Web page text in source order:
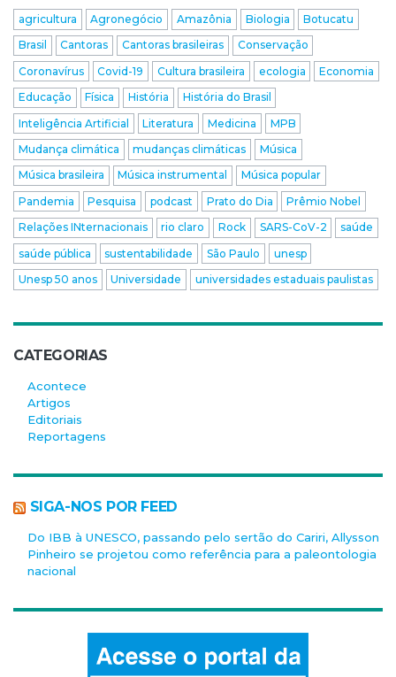
agricultura Agronegócio Amazônia Biologia
Botucatu
Brasil
Cantoras Cantoras brasileiras
Conservação
Coronavírus
Covid-19 Cultura brasileira ecologia
Economia
Educação
Física História
História do Brasil
Inteligência Artificial
Literatura Medicina
MPB
Mudança climática
mudanças climáticas
Música
Música brasileira
Música instrumental
Música popular
Pandemia
Pesquisa podcast Prato do Dia
Prêmio Nobel
Relações INternacionais
rio claro Rock SARS-CoV-2
saúde
saúde pública
sustentabilidade São Paulo
unesp
Unesp 50 anos
Universidade universidades estaduais paulistas
CATEGORIAS
Acontece
Artigos
Editoriais
Reportagens
SIGA-NOS POR FEED
Do IBB à UNESCO, passando pelo sertão do Cariri, Allysson
Pinheiro se projetou como referência para a paleontologia
nacional